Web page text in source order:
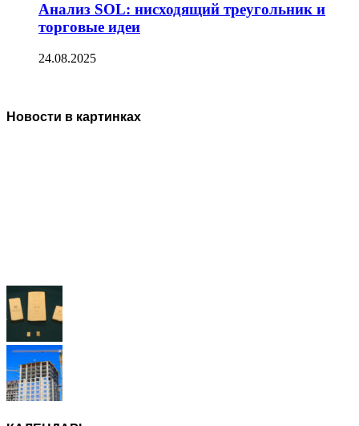
Анализ SOL: нисходящий треугольник и
торговые идеи
24.08.2025
Новости в картинках